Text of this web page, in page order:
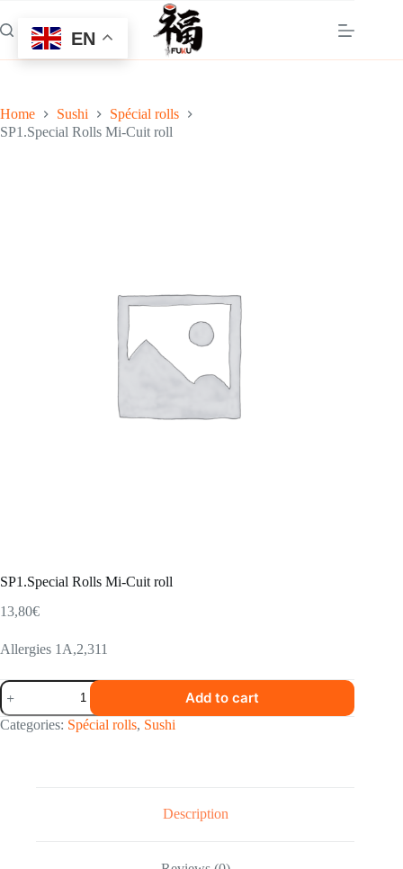
to
content
Home Sushi
Spécial rolls
SP1.Special Rolls Mi-Cuit roll
SP1.Special Rolls Mi-Cuit roll
13,80€
Allergies 1A,2,311
SP1.Special
Rolls
Mi-
Cuit
Add to cart
Categories: Spécial rolls, Sushi
Description
EN